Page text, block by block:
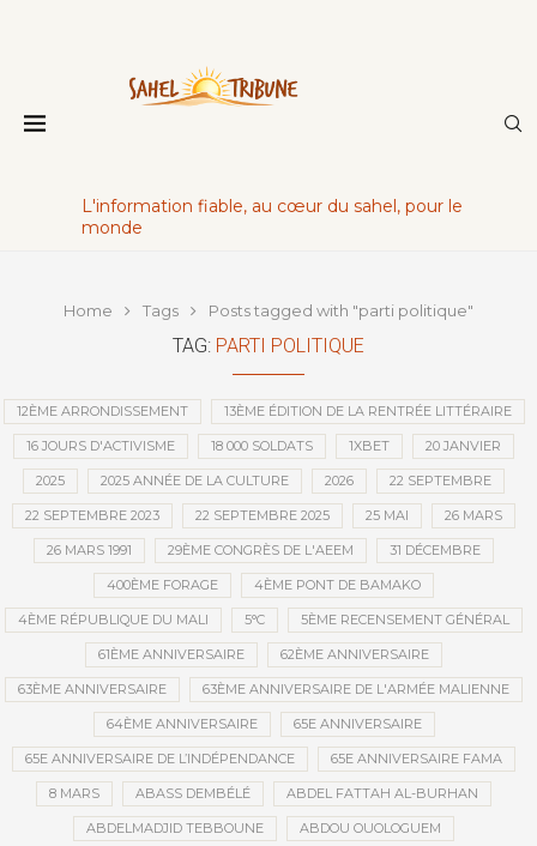
L'information fiable, au cœur du sahel, pour le
monde
Home Tags Posts tagged with "parti politique"
TAG: PARTI POLITIQUE
12ÈME ARRONDISSEMENT 13ÈME ÉDITION DE LA RENTRÉE LITTÉRAIRE
16 JOURS D'ACTIVISME 18 000 SOLDATS 1XBET 20 JANVIER
2025 2025 ANNÉE DE LA CULTURE 2026 22 SEPTEMBRE
22 SEPTEMBRE 2023 22 SEPTEMBRE 2025 25 MAI 26 MARS
26 MARS 1991 29ÈME CONGRÈS DE L'AEEM 31 DÉCEMBRE
400ÈME FORAGE 4ÈME PONT DE BAMAKO
4ÈME RÉPUBLIQUE DU MALI 5°C 5ÈME RECENSEMENT GÉNÉRAL
61ÈME ANNIVERSAIRE 62ÈME ANNIVERSAIRE
63ÈME ANNIVERSAIRE 63ÈME ANNIVERSAIRE DE L'ARMÉE MALIENNE
64ÈME ANNIVERSAIRE 65E ANNIVERSAIRE
65E ANNIVERSAIRE DE L’INDÉPENDANCE 65E ANNIVERSAIRE FAMA
8 MARS ABASS DEMBÉLÉ ABDEL FATTAH AL-BURHAN
ABDELMADJID TEBBOUNE ABDOU OUOLOGUEM